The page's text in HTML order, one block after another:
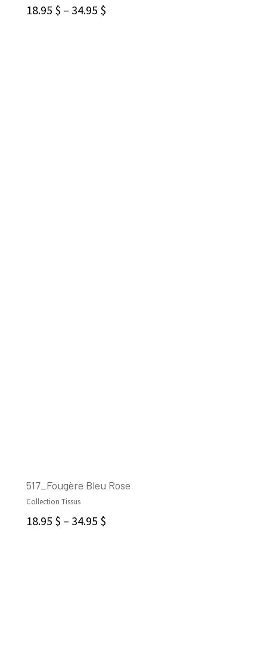
18.95 $ – 34.95 $
517_Fougère Bleu Rose
Collection Tissus
18.95 $ – 34.95 $